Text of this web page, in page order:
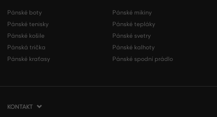
Pánské boty
Pánské tenisky
Pánské košile
Pánská trička
Pánské kraťasy
Pánské mikiny
Pánské tepláky
Pánské svetry
Pánské kalhoty
Pánské spodní prádlo
KONTAKT